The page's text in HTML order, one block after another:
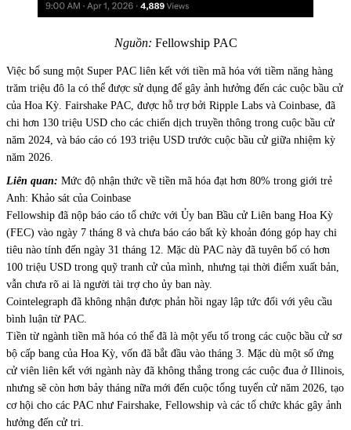
Nguồn: Fellowship PAC
Việc bổ sung một Super PAC liên kết với tiền mã hóa với tiềm năng hàng
trăm triệu đô la có thể được sử dụng để gây ảnh hưởng đến các cuộc bầu cử
của Hoa Kỳ. Fairshake PAC, được hỗ trợ bởi Ripple Labs và Coinbase, đã
chi hơn 130 triệu USD cho các chiến dịch truyền thông trong cuộc bầu cử
năm 2024, và báo cáo có 193 triệu USD trước cuộc bầu cử giữa nhiệm kỳ
năm 2026.
Liên quan: Mức độ nhận thức về tiền mã hóa đạt hơn 80% trong giới trẻ
Anh: Khảo sát của Coinbase
Fellowship đã nộp báo cáo tổ chức với Ủy ban Bầu cử Liên bang Hoa Kỳ
(FEC) vào ngày 7 tháng 8 và chưa báo cáo bất kỳ khoản đóng góp hay chi
tiêu nào tính đến ngày 31 tháng 12. Mặc dù PAC này đã tuyên bố có hơn
100 triệu USD trong quỹ tranh cử của mình, nhưng tại thời điểm xuất bản,
vẫn chưa rõ ai là người tài trợ cho ủy ban này.
Cointelegraph đã không nhận được phản hồi ngay lập tức đối với yêu cầu
bình luận từ PAC.
Tiền từ ngành tiền mã hóa có thể đã là một yếu tố trong các cuộc bầu cử sơ
bộ cấp bang của Hoa Kỳ, vốn đã bắt đầu vào tháng 3. Mặc dù một số ứng
cử viên liên kết với ngành này đã không thắng trong các cuộc đua ở Illinois,
nhưng sẽ còn hơn bảy tháng nữa mới đến cuộc tổng tuyển cử năm 2026, tạo
cơ hội cho các PAC như Fairshake, Fellowship và các tổ chức khác gây ảnh
hưởng đến cử tri.